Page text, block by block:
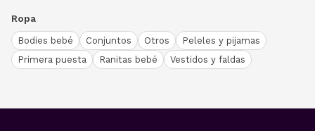
Ropa
Bodies bebé Conjuntos Otros
Peleles y pijamas
Primera puesta
Ranitas bebé Vestidos y faldas